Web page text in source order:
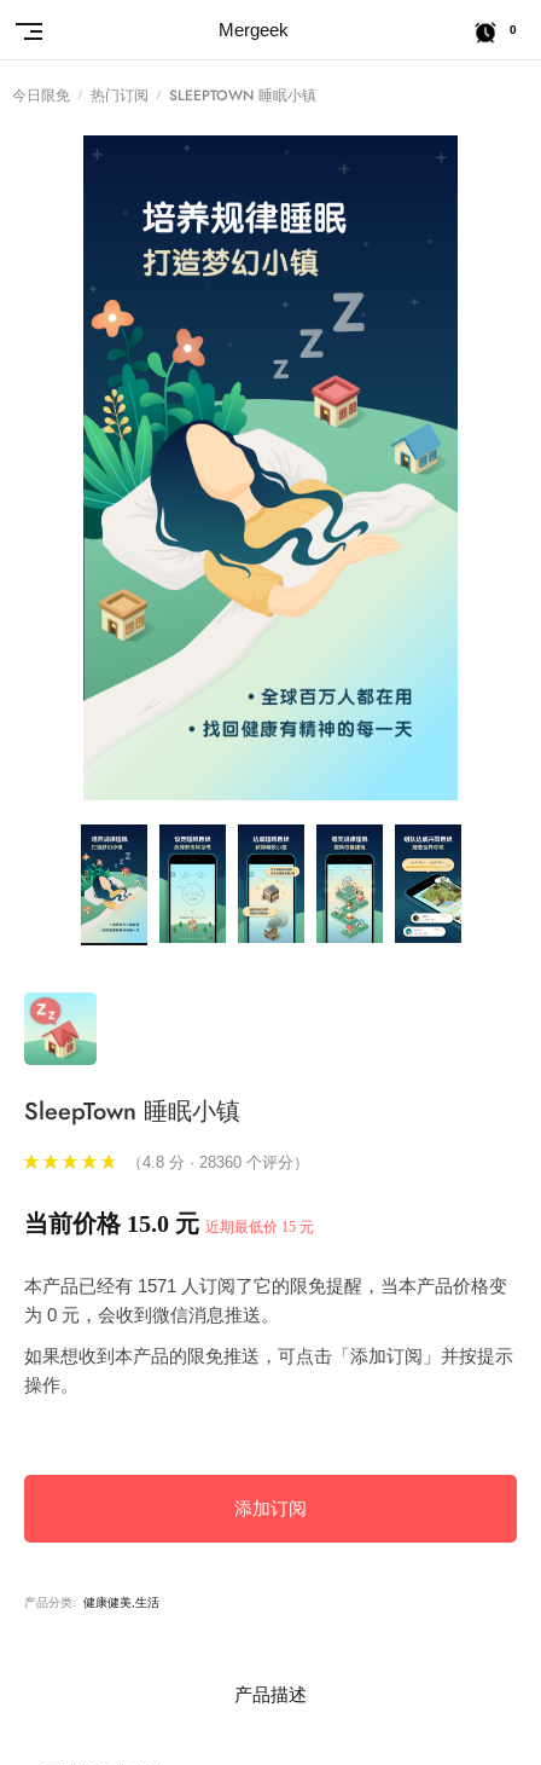
Mergeek 0
今日限免 热门订阅 SLEEPTOWN 睡眠小镇
SleepTown 睡眠小镇
（4.8 分 · 28360 个评分）
当前价格 15.0 元 近期最低价 15 元
本产品已经有 1571 人订阅了它的限免提醒，当本产品价格变
为 0 元，会收到微信消息推送。
如果想收到本产品的限免推送，可点击「添加订阅」并按提示
操作。
添加订阅
产品分类: 健康健美,生活
产品描述